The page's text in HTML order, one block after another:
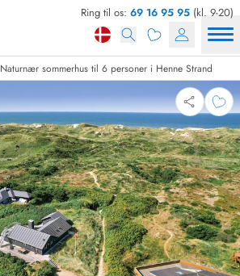
Ring til os: 69 16 95 95 (kl. 9-20)
Naturnær sommerhus til 6 personer i Henne Strand